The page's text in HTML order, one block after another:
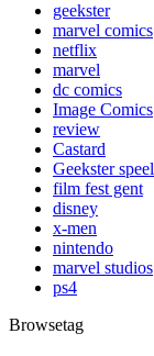
geekster
marvel comics
netflix
marvel
dc comics
Image Comics
review
Castard
Geekster
film fest gent
disney
x-men
nintendo
marvel studios
ps4
Browsetag